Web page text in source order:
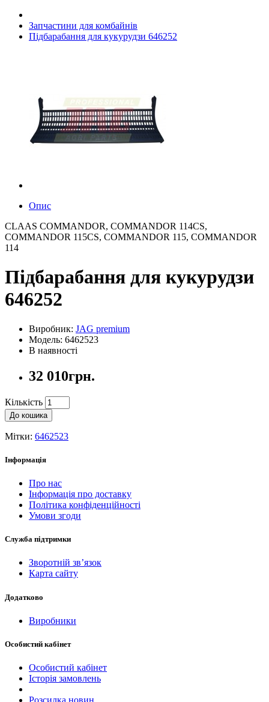
Запчастини для комбайнів
Підбарабання для кукурудзи 646252
Опис
CLAAS COMMANDOR, COMMANDOR 114CS,
COMMANDOR 115CS, COMMANDOR 115, COMMANDOR
114
Підбарабання для кукурудзи
646252
Виробник: JAG premium
Модель: 6462523
В наявності
32 010грн.
Кількість
До кошика
Мітки: 6462523
Інформація
Про нас
Інформація про доставку
Політика конфіденційності
Умови згоди
Служба підтримки
Зворотній зв’язок
Карта сайту
Додатково
Виробники
Особистий кабінет
Особистий кабінет
Історія замовлень
Розсилка новин